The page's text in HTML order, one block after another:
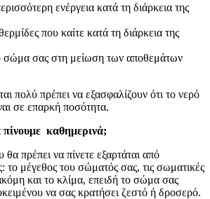
ενέργεια κατά τη διάρκεια της
που καίτε κατά τη διάρκεια της
σώμα σας στη μείωση των αποθεμάτων
πολύ πρέπει να εξασφαλίζουν ότι το νερό
σε επαρκή ποσότητα.
καθημερινά;
πρέπει να πίνετε εξαρτάται από
το μέγεθος του σώματός σας, τις σωματικές
και το κλίμα, επειδή το σώμα σας
να σας κρατήσει ζεστό ή δροσερό.